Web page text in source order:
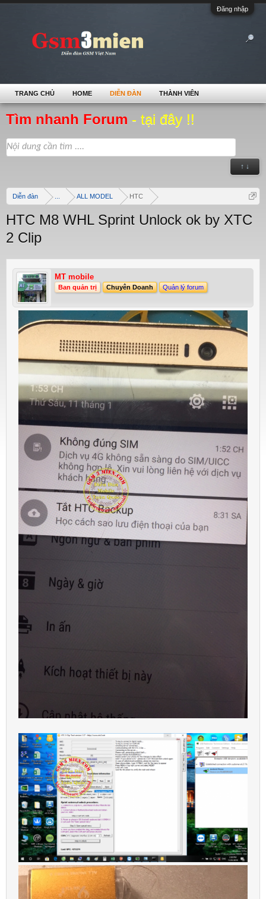
Đăng nhập
Tìm nhanh Forum - tại đây !!
↑ ↓
Diễn đàn ALL MODEL HTC
HTC M8 WHL Sprint Unlock ok by XTC
2 Clip
MT mobile
Ban quản trị Chuyên Doanh Quản lý forum
TRANG CHỦ HOME DIỄN ĐÀN THÀNH VIÊN